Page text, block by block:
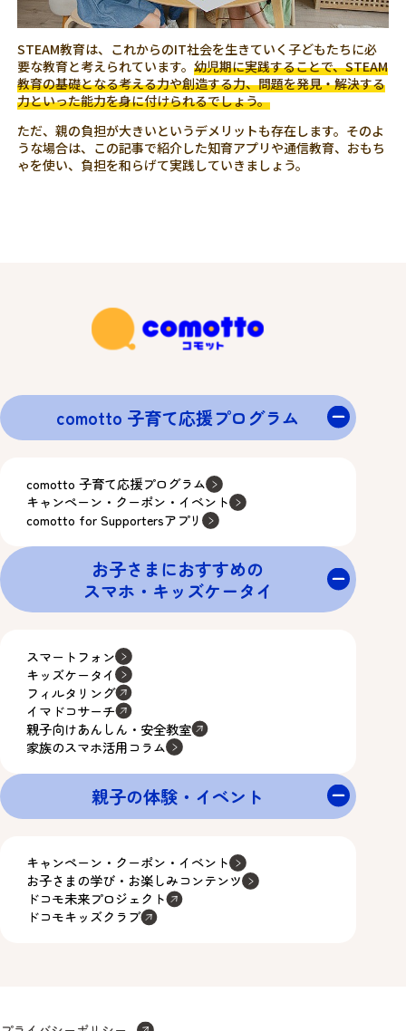
STEAM教育は、これからのIT社会を生きていく子どもたちに必
要な教育と考えられています。幼児期に実践することで、STEAM
教育の基礎となる考える力や創造する力、問題を発見・解決する
力といった能力を身​に付けられるでしょう。
ただ、親の負担が大きいというデメリットも存在します。そのよ
うな場合は、この記事で紹介した知育アプリや通信教育、おもち
ゃを使い、負担を和らげて実践していきましょう。
comotto 子育て応援プログラム
comotto 子育て応援プログラム
キャンペーン・クーポン・イベント
comotto for Supportersアプリ
お子さまにおすすめの
スマホ・キッズケータイ
スマートフォン
キッズケータイ
フィルタリング
イマドコサーチ
親子向けあんしん・安全教室
家族のスマホ活用コラム
親子の体験・イベント
キャンペーン・クーポン・イベント
お子さまの学び・お楽しみコンテンツ
ドコモ未来プロジェクト
ドコモキッズクラブ